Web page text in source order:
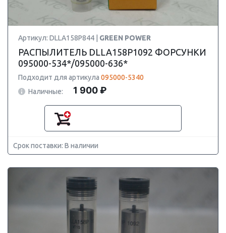
Артикул: DLLA158P844 | GREEN POWER
РАСПЫЛИТЕЛЬ DLLA158P1092 ФОРСУНКИ
095000-534*/095000-636*
Подходит для артикула 095000-5340
Наличные:
1 900 ₽
Срок поставки: В наличии